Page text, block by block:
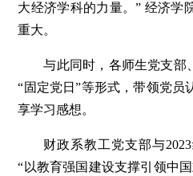
大经济学科的力量。” 经济学
重大。
与此同时，各师生党支部
“固定党日”等形式，带领党员
享学习感想。
财政系教工党支部与
“以教育强国建设支撑引领中